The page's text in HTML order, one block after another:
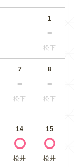
1
松下
7
松下
8
松下
14
松井
15
松井